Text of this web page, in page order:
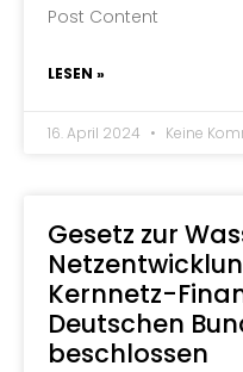
Post Content
LESEN »
16. April 2024 Keine
Gesetz zur
Kernnetz-
Deutschen
beschlossen